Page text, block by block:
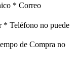
* Correo
* Teléfono no puede
de Compra no